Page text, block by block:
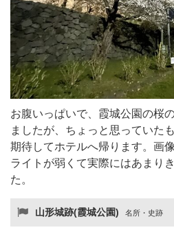
お腹いっぱいで、霞城公園の桜
ましたが、ちょっと思っていた
期待してホテルへ帰ります。画
ライトが弱くて実際にはあまり
た。
山形城跡(霞城公園) 名所・史跡